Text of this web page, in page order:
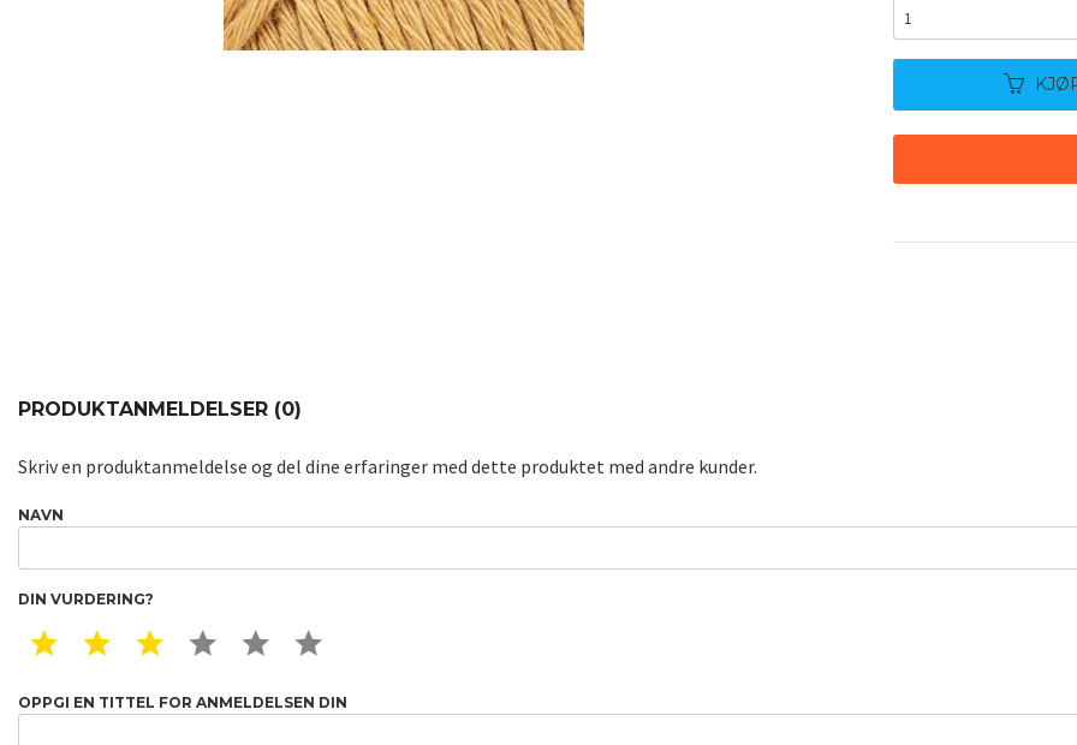
PRODUKTANMELDELSER (0)
Skriv en produktanmeldelse og del dine erfaringer med dette produktet med andre kunder.
NAVN
DIN VURDERING?
1 STAR2 STAR3 STAR4 STAR5 STAR
OPPGI EN TITTEL FOR ANMELDELSEN DIN